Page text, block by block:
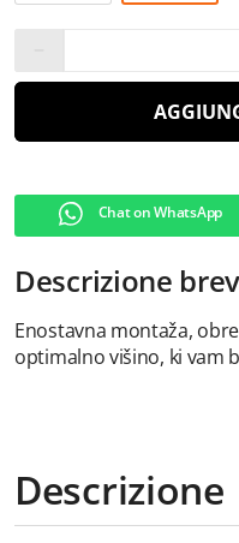
Chat on WhatsApp
Descrizione
Enostavna montaža,
optimalno višino, ki vam
Descrizione